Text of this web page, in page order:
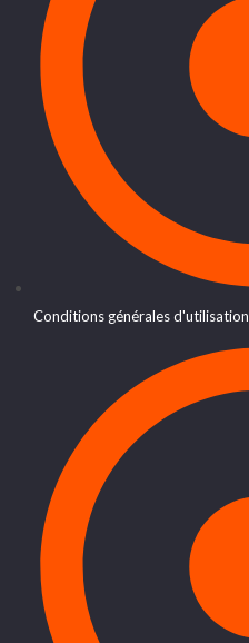
Conditions générales d'utilisation